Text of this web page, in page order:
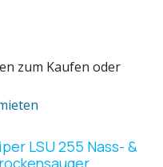
zum Kaufen oder
LSU 255 Nass- &